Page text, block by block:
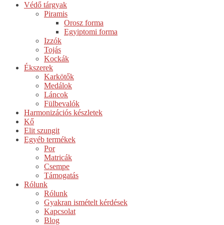
Védő tárgyak
Piramis
Orosz forma
Egyiptomi forma
Izzók
Tojás
Kockák
Ékszerek
Karkötők
Medálok
Láncok
Fülbevalók
Harmonizációs készletek
Kő
Elit szungit
Egyéb termékek
Por
Matricák
Csempe
Támogatás
Rólunk
Rólunk
Gyakran ismételt kérdések
Kapcsolat
Blog